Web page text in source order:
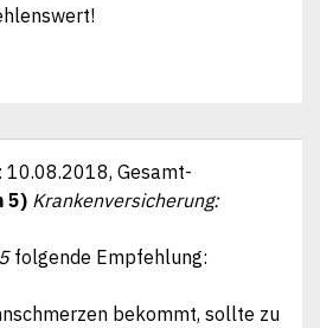
10.08.2018, Gesamt-
5) Krankenversicherung:
folgende Empfehlung:
bekommt, sollte zu